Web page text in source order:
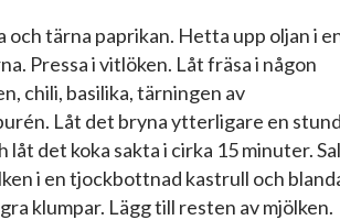
tärna paprikan. Hetta upp oljan i
Pressa i vitlöken. Låt fräsa i någon
chili, basilika, tärningen av
Låt det bryna ytterligare en
låt det koka sakta i cirka 15 minuter.
i en tjockbottnad kastrull och
klumpar. Lägg till resten av mjölken.